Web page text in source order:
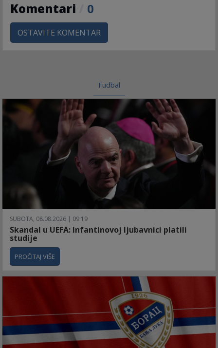
Komentari 0
OSTAVITE KOMENTAR
Fudbal
SUBOTA, 08.08.2026 | 09:19
Skandal u UEFA: Infantinovoj ljubavnici platili
studije
PROČITAJ VIŠE